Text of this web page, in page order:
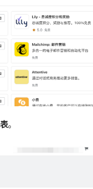
。